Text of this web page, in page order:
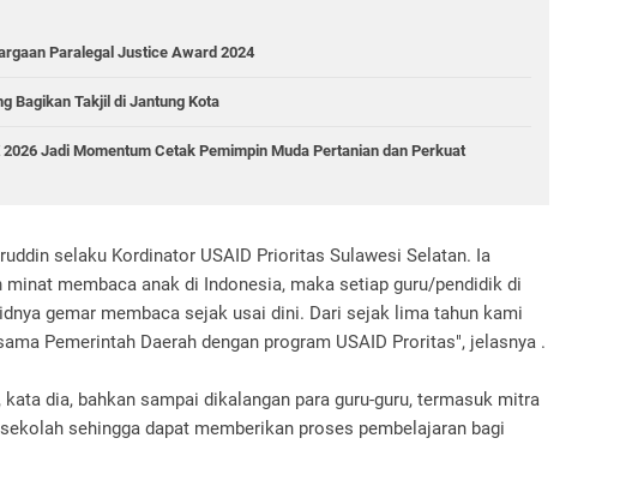
Paralegal Justice Award 2024
Bagikan Takjil di Jantung Kota
2026 Jadi Momentum Cetak Pemimpin Muda Pertanian dan Perkuat
selaku Kordinator USAID Prioritas Sulawesi Selatan. Ia
minat membaca anak di Indonesia, maka setiap guru/pendidik di
gemar membaca sejak usai dini. Dari sejak lima tahun kami
Pemerintah Daerah dengan program USAID Proritas", jelasnya .
dia, bahkan sampai dikalangan para guru-guru, termasuk mitra
sehingga dapat memberikan proses pembelajaran bagi